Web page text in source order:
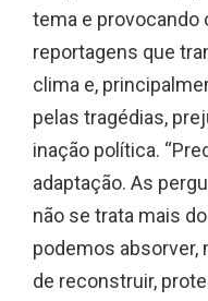
tema e
reportagens que
clima e,
pelas tragédias,
inação política.
adaptação. As
não se trata mais
podemos absorver,
de reconstruir,